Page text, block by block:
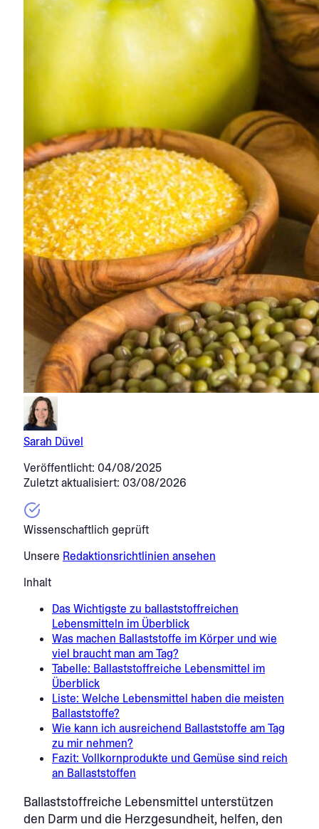
Sarah Düvel
Veröffentlicht: 04/08/2025
Zuletzt aktualisiert: 03/08/2026
Wissenschaftlich geprüft
Unsere Redaktionsrichtlinien ansehen
Inhalt
Das Wichtigste zu ballaststoffreichen
Lebensmitteln im Überblick
Was machen Ballaststoffe im Körper und wie
viel braucht man am Tag?
Tabelle: Ballaststoffreiche Lebensmittel im
Überblick
Liste: Welche Lebensmittel haben die meisten
Ballaststoffe?
Wie kann ich ausreichend Ballaststoffe am Tag
zu mir nehmen?
Fazit: Vollkornprodukte und Gemüse sind reich
an Ballaststoffen
Ballaststoffreiche Lebensmittel unterstützen
den Darm und die Herzgesundheit, helfen, den